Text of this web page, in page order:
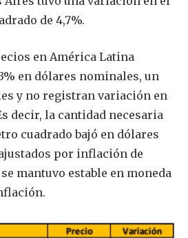
de 4,7%.
en América Latina
en dólares nominales, un
y no registran variación en
decir, la cantidad necesaria
cuadrado bajó en dólares
por inflación de
mantuvo estable en moneda